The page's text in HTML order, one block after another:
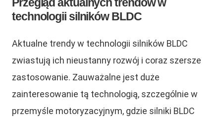
technologii silników BLDC
Aktualne trendy w technologii silników BLDC
zwiastują ich nieustanny rozwój i coraz szersze
zastosowanie. Zauważalne jest duże
zainteresowanie tą technologią, szczególnie w
przemyśle motoryzacyjnym, gdzie silniki BLDC